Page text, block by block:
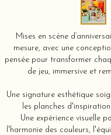
Mises en scène
mesure, avec une
pensée pour transformer
de jeu, immersive et
Une signature esthétique
les planches
Une expérience visuelle
l'harmonie des couleurs,